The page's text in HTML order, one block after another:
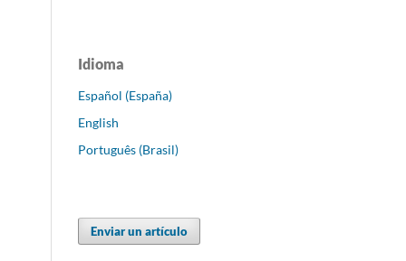
Idioma
Español (España)
English
Português (Brasil)
Enviar un artículo